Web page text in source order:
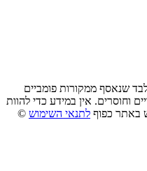
שנאסף ממקורות פומביים
וחוסרים. אין במידע כדי להוות
באתר כפוף לתנאי השימוש ©